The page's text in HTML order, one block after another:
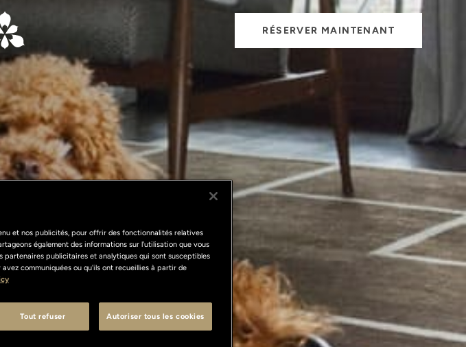
RÉSERVER MAINTENANT
et nos publicités, pour offrir des fonctionnalités relatives
également des informations sur l'utilisation que vous
partenaires publicitaires et analytiques qui sont susceptibles
communiquées ou qu'ils ont recueillies à partir de
Tout refuser Autoriser tous les cookies